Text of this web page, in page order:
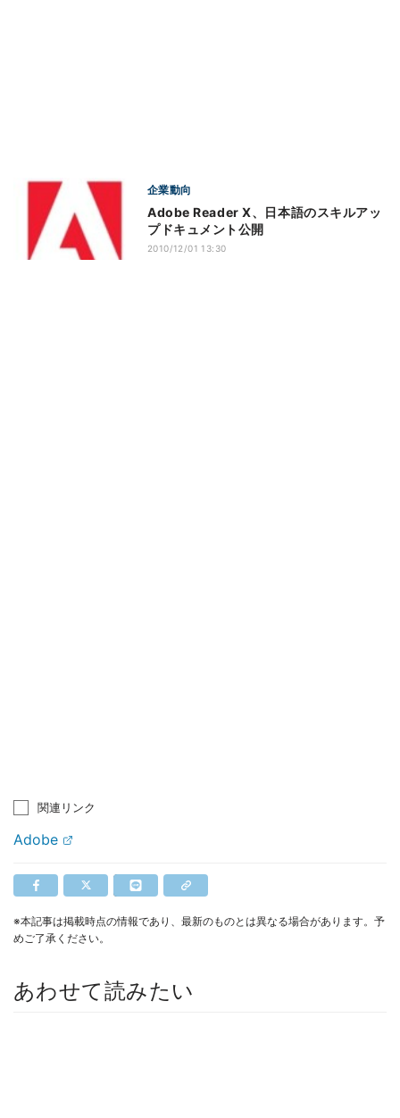
企業動向
Adobe Reader X、日本語のスキルアッ
プドキュメント公開
2010/12/01 13:30
関連リンク
Adobe
※本記事は掲載時点の情報であり、最新のものとは異なる場合があります。予
めご了承ください。
あわせて読みたい